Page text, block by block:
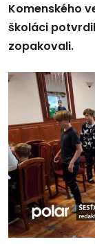
Komenského
školáci
zopakovali.